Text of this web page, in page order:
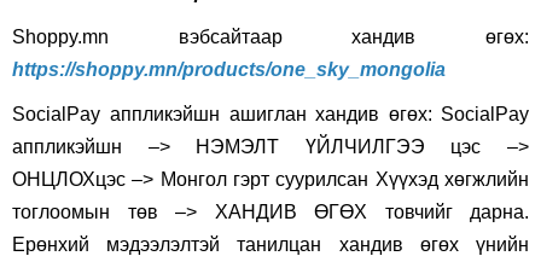
Shoppy.mn вэбсайтаар хандив өгөх:
https://shoppy.mn/products/one_sky_mongolia
SocialPay аппликэйшн ашиглан хандив өгөх: SocialPay
аппликэйшн –> НЭМЭЛТ ҮЙЛЧИЛГЭЭ цэс –>
ОНЦЛОХцэс –> Монгол гэрт суурилсан Хүүхэд хөгжлийн
тоглоомын төв –> ХАНДИВ ӨГӨХ товчийг дарна.
Ерөнхий мэдээлэлтэй танилцан хандив өгөх үнийн